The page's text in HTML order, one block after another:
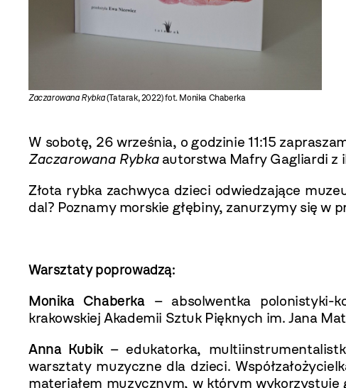
Zaczarowana Rybka(Tatarak, 2022) fot. Monika Chaberka
W sobotę, 26 września, o godzinie 11:15
Zaczarowana Rybkaautorstwa Mafry Gagliardi z
Złota rybka zachwyca dzieci odwiedzające
dal? Poznamy morskie głębiny, zanurzymy się w
Warsztaty poprowadzą:
Monika Chaberka– absolwentka polonistyki-
krakowskiej Akademii Sztuk Pięknych im. Jana
Anna Kubik– edukatorka,
warsztaty muzyczne dla dzieci.
materiałem muzycznym, w którym wykorzystuje